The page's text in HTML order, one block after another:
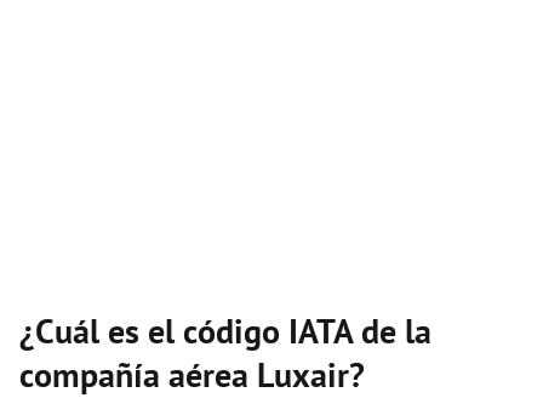
¿Cuál es el código IATA de la
compañía aérea Luxair?